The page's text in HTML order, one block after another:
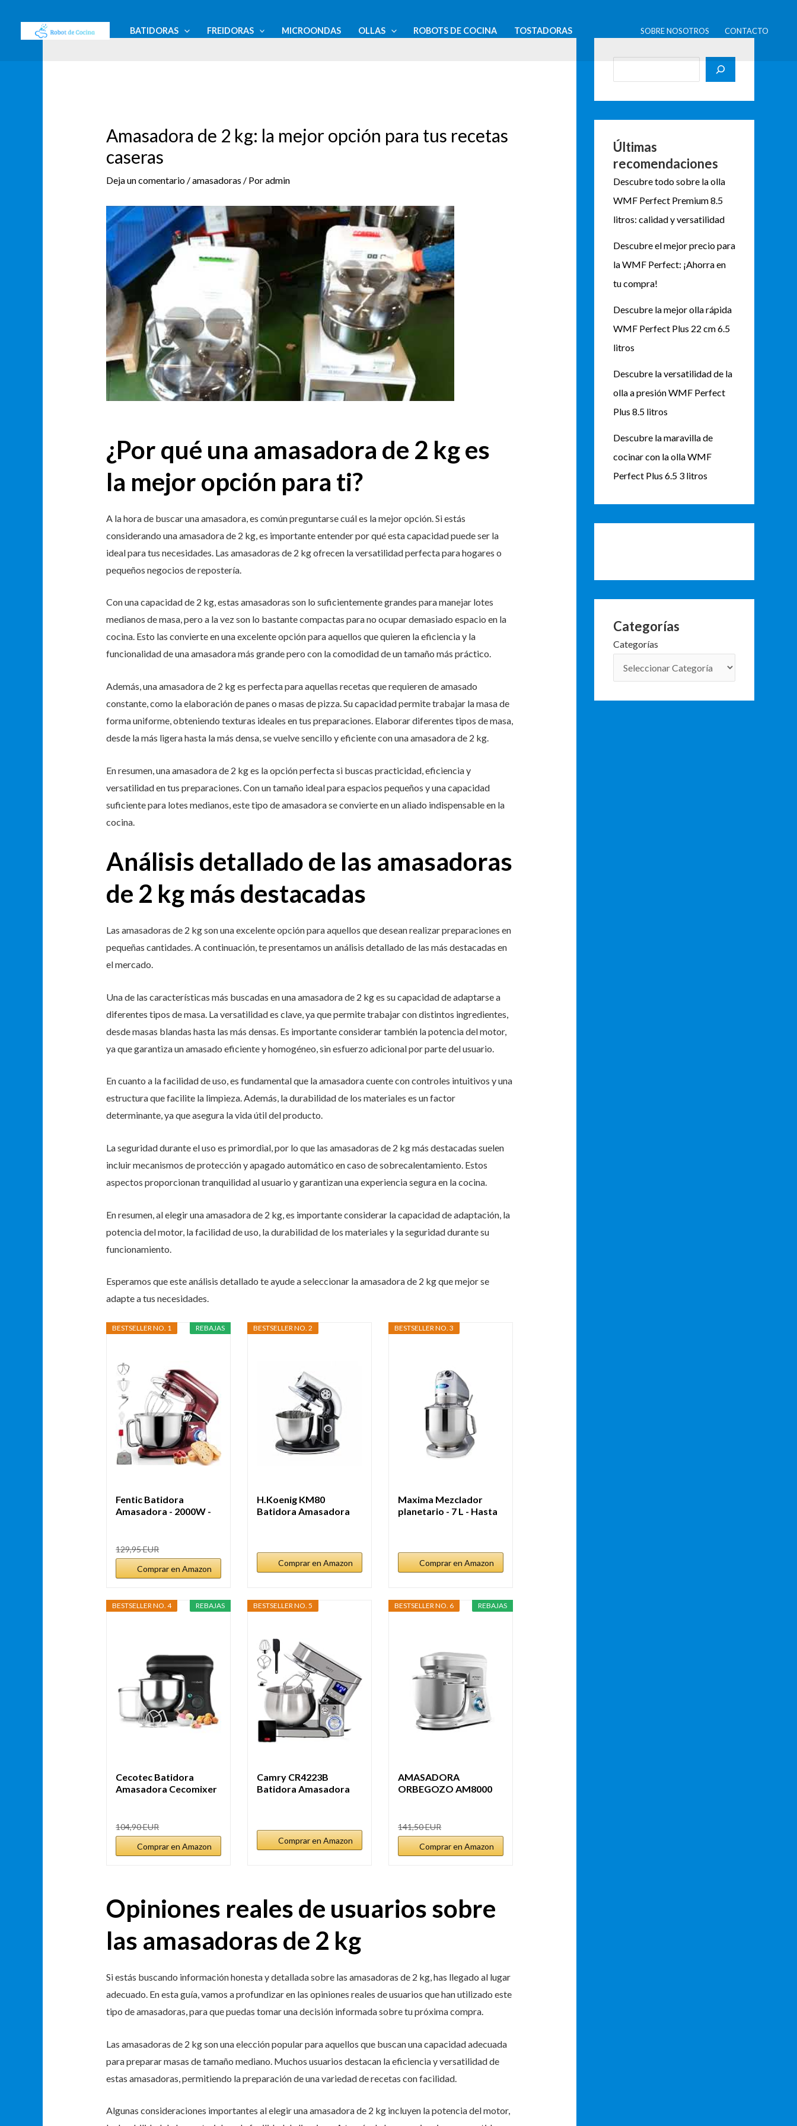
contenido
BATIDORAS FREIDORAS MICROONDAS OLLAS ROBOTS DE COCINA TOSTADORAS SOBRE NOSOTROS CONTACTO
Amasadora de 2 kg: la mejor opción para tus recetas
caseras
Deja un comentario /amasadoras / Poradmin
¿Por qué una amasadora de 2 kg es
la mejor opción para ti?
A la hora de buscar una amasadora, es común preguntarse cuál es la mejor opción. Si estás
considerando una amasadora de 2 kg, es importante entender por qué esta capacidad puede ser la
ideal para tus necesidades. Las amasadoras de 2 kg ofrecen la versatilidad perfecta para hogares o
pequeños negocios de repostería.
Con una capacidad de 2 kg, estas amasadoras son lo suficientemente grandes para manejar lotes
medianos de masa, pero a la vez son lo bastante compactas para no ocupar demasiado espacio en la
cocina. Esto las convierte en una excelente opción para aquellos que quieren la eficiencia y la
funcionalidad de una amasadora más grande pero con la comodidad de un tamaño más práctico.
Además, una amasadora de 2 kg es perfecta para aquellas recetas que requieren de amasado
constante, como la elaboración de panes o masas de pizza. Su capacidad permite trabajar la masa de
forma uniforme, obteniendo texturas ideales en tus preparaciones. Elaborar diferentes tipos de masa,
desde la más ligera hasta la más densa, se vuelve sencillo y eficiente con una amasadora de 2 kg.
En resumen, una amasadora de 2 kg es la opción perfecta si buscas practicidad, eficiencia y
versatilidad en tus preparaciones. Con un tamaño ideal para espacios pequeños y una capacidad
suficiente para lotes medianos, este tipo de amasadora se convierte en un aliado indispensable en la
cocina.
Análisis detallado de las amasadoras
de 2 kg más destacadas
Las amasadoras de 2 kg son una excelente opción para aquellos que desean realizar preparaciones en
pequeñas cantidades. A continuación, te presentamos un análisis detallado de las más destacadas en
el mercado.
Una de las características más buscadas en una amasadora de 2 kg es su capacidad de adaptarse a
diferentes tipos de masa. La versatilidad es clave, ya que permite trabajar con distintos ingredientes,
desde masas blandas hasta las más densas. Es importante considerar también la potencia del motor,
ya que garantiza un amasado eficiente y homogéneo, sin esfuerzo adicional por parte del usuario.
En cuanto a la facilidad de uso, es fundamental que la amasadora cuente con controles intuitivos y una
estructura que facilite la limpieza. Además, la durabilidad de los materiales es un factor
determinante, ya que asegura la vida útil del producto.
La seguridad durante el uso es primordial, por lo que las amasadoras de 2 kg más destacadas suelen
incluir mecanismos de protección y apagado automático en caso de sobrecalentamiento. Estos
aspectos proporcionan tranquilidad al usuario y garantizan una experiencia segura en la cocina.
En resumen, al elegir una amasadora de 2 kg, es importante considerar la capacidad de adaptación, la
potencia del motor, la facilidad de uso, la durabilidad de los materiales y la seguridad durante su
funcionamiento.
Esperamos que este análisis detallado te ayude a seleccionar la amasadora de 2 kg que mejor se
adapte a tus necesidades.
REBAJAS
BESTSELLER NO. 1
Fentic Batidora
Amasadora - 2000W -
129,95 EUR
Comprar en Amazon
BESTSELLER NO. 2
H.Koenig KM80
Batidora Amasadora
Comprar en Amazon
BESTSELLER NO. 3
Maxima Mezclador
planetario - 7 L - Hasta
Comprar en Amazon
REBAJAS
BESTSELLER NO. 4
Cecotec Batidora
Amasadora Cecomixer
104,90 EUR
Comprar en Amazon
BESTSELLER NO. 5
Camry CR4223B
Batidora Amasadora
Comprar en Amazon
REBAJAS
BESTSELLER NO. 6
AMASADORA
ORBEGOZO AM8000
141,50 EUR
Comprar en Amazon
Opiniones reales de usuarios sobre
las amasadoras de 2 kg
Si estás buscando información honesta y detallada sobre las amasadoras de 2 kg, has llegado al lugar
adecuado. En esta guía, vamos a profundizar en las opiniones reales de usuarios que han utilizado este
tipo de amasadoras, para que puedas tomar una decisión informada sobre tu próxima compra.
Las amasadoras de 2 kg son una elección popular para aquellos que buscan una capacidad adecuada
para preparar masas de tamaño mediano. Muchos usuarios destacan la eficiencia y versatilidad de
estas amasadoras, permitiendo la preparación de una variedad de recetas con facilidad.
Algunas consideraciones importantes al elegir una amasadora de 2 kg incluyen la potencia del motor,
de
entradas
a
r
Últimas
recomendaciones
Descubre todo sobre la olla
WMF Perfect Premium 8.5
litros: calidad y versatilidad
Descubre el mejor precio para
la WMF Perfect: ¡Ahorra en
tu compra!
Descubre la mejor olla rápida
WMF Perfect Plus 22 cm 6.5
litros
Descubre la versatilidad de la
olla a presión WMF Perfect
Plus 8.5 litros
Descubre la maravilla de
cocinar con la olla WMF
Perfect Plus 6.5 3 litros
Categorías
Categorías